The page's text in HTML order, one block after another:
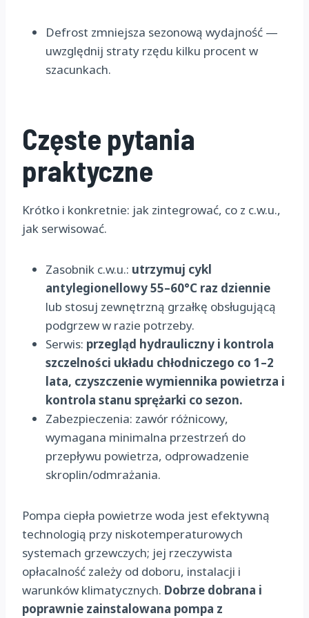
Defrost zmniejsza sezonową wydajność —
uwzględnij straty rzędu kilku procent w
szacunkach.
Częste pytania
praktyczne
Krótko i konkretnie: jak zintegrować, co z c.w.u.,
jak serwisować.
Zasobnik c.w.u.: utrzymuj cykl
antylegionellowy 55–60°C raz dziennie
lub stosuj zewnętrzną grzałkę obsługującą
podgrzew w razie potrzeby.
Serwis: przegląd hydrauliczny i kontrola
szczelności układu chłodniczego co 1–2
lata, czyszczenie wymiennika powietrza i
kontrola stanu sprężarki co sezon.
Zabezpieczenia: zawór różnicowy,
wymagana minimalna przestrzeń do
przepływu powietrza, odprowadzenie
skroplin/odmrażania.
Pompa ciepła powietrze woda jest efektywną
technologią przy niskotemperaturowych
systemach grzewczych; jej rzeczywista
opłacalność zależy od doboru, instalacji i
warunków klimatycznych. Dobrze dobrana i
poprawnie zainstalowana pompa z